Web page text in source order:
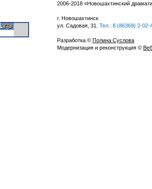
2006-2018 «Новошахтинский
г. Новошахтинск
ул. Садовая, 31. Тел.: 8 (86369) 2-02-
Разработка © Полина Суслова
Модернизация и реконструкция ©